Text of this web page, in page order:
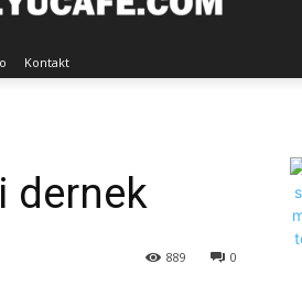
Kontakt
dernek
0
889